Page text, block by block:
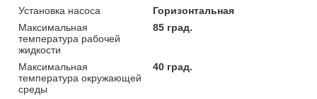
Установка насоса
Горизонтальная
Максимальная
температура рабочей
жидкости
85 град.
Максимальная
температура окружающей
среды
40 град.